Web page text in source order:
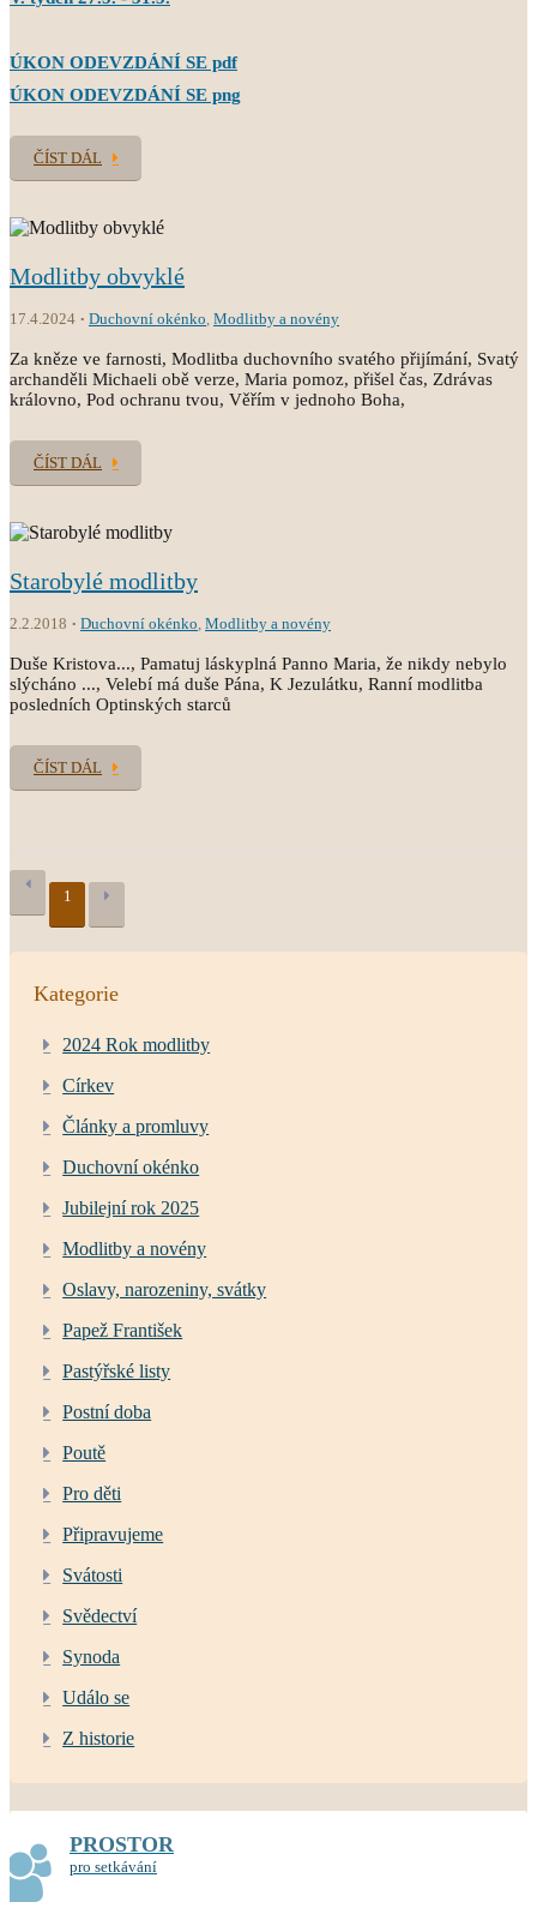
ÚKON ODEVZDÁNÍ SE pdf
ÚKON ODEVZDÁNÍ SE png
ČÍST DÁL
Modlitby obvyklé
17.4.2024 Duchovní okénko, Modlitby a novény
Za kněze ve farnosti, Modlitba duchovního svatého přijímání, Svatý
archanděli Michaeli obě verze, Maria pomoz, přišel čas, Zdrávas
královno, Pod ochranu tvou, Věřím v jednoho Boha,
ČÍST DÁL
Starobylé modlitby
2.2.2018 Duchovní okénko, Modlitby a novény
Duše Kristova..., Pamatuj láskyplná Panno Maria, že nikdy nebylo
slýcháno ..., Velebí má duše Pána, K Jezulátku, Ranní modlitba
posledních Optinských starců
ČÍST DÁL
1
Kategorie
2024 Rok modlitby
Církev
Články a promluvy
Duchovní okénko
Jubilejní rok 2025
Modlitby a novény
Oslavy, narozeniny, svátky
Papež František
Pastýřské listy
Postní doba
Poutě
Pro děti
Připravujeme
Svátosti
Svědectví
Synoda
Událo se
Z historie
PROSTOR
pro setkávání